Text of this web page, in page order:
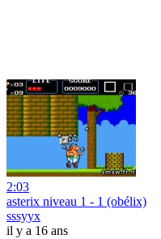
2:03
asterix niveau 1 - 1 (obélix)
sssyyx
il y a 16 ans